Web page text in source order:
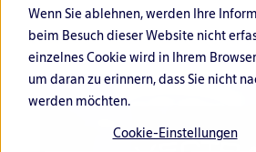
Wenn Sie ablehnen, werden Ihre
beim Besuch dieser Website nicht
einzelnes Cookie wird in Ihrem
um daran zu erinnern, dass Sie nicht
werden möchten.
Cookie-Einstellungen